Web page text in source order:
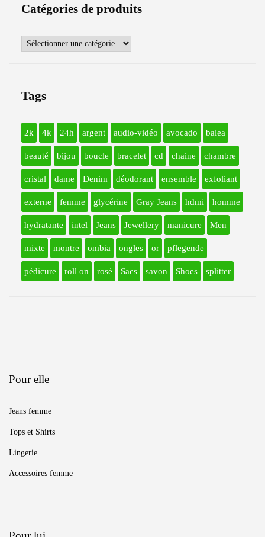
Catégories de produits
Tags
2k 4k 24h argent audio-vidéo avocado balea
beauté bijou boucle bracelet cd chaine chambre
cristal dame Denim déodorant ensemble exfoliant
externe femme glycérine Gray Jeans hdmi homme
hydratante intel Jeans Jewellery manicure Men
mixte montre ombia ongles or pflegende
pédicure roll on rosé Sacs savon Shoes splitter
Pour elle
Jeans femme
Tops et Shirts
Lingerie
Accessoires femme